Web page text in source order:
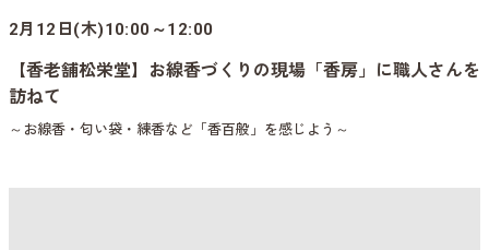
2月12日(木)10:00～12:00
【香老舗松栄堂】お線香づくりの現場「香房」に職人さんを
訪ねて
～お線香・匂い袋・練香など「香百般」を感じよう～